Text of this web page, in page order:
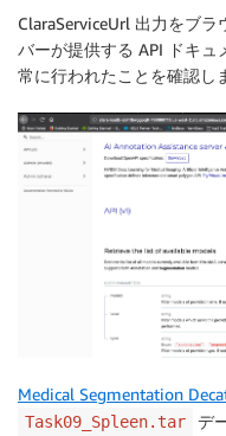
ClaraServiceUrl 出力をブ
バーが提供する API ドキ
常に行われたことを確認し
Medical Segmentation
Task09_Spleen.tar
デ